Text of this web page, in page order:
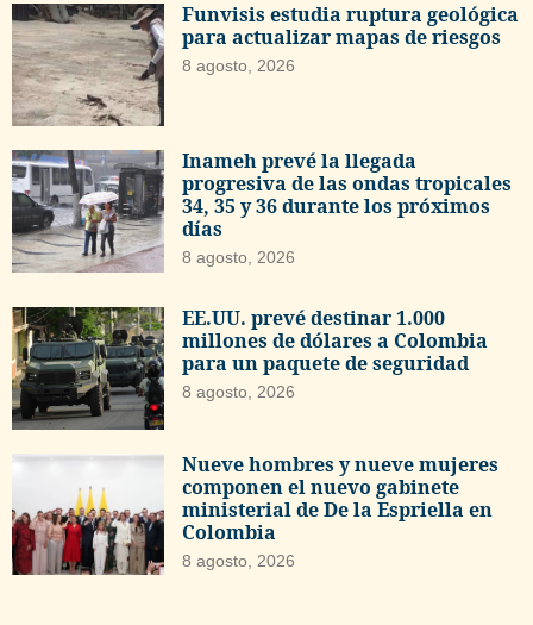
Funvisis estudia ruptura geológica
para actualizar mapas de riesgos
8 agosto, 2026
Inameh prevé la llegada
progresiva de las ondas tropicales
34, 35 y 36 durante los próximos
días
8 agosto, 2026
EE.UU. prevé destinar 1.000
millones de dólares a Colombia
para un paquete de seguridad
8 agosto, 2026
Nueve hombres y nueve mujeres
componen el nuevo gabinete
ministerial de De la Espriella en
Colombia
8 agosto, 2026